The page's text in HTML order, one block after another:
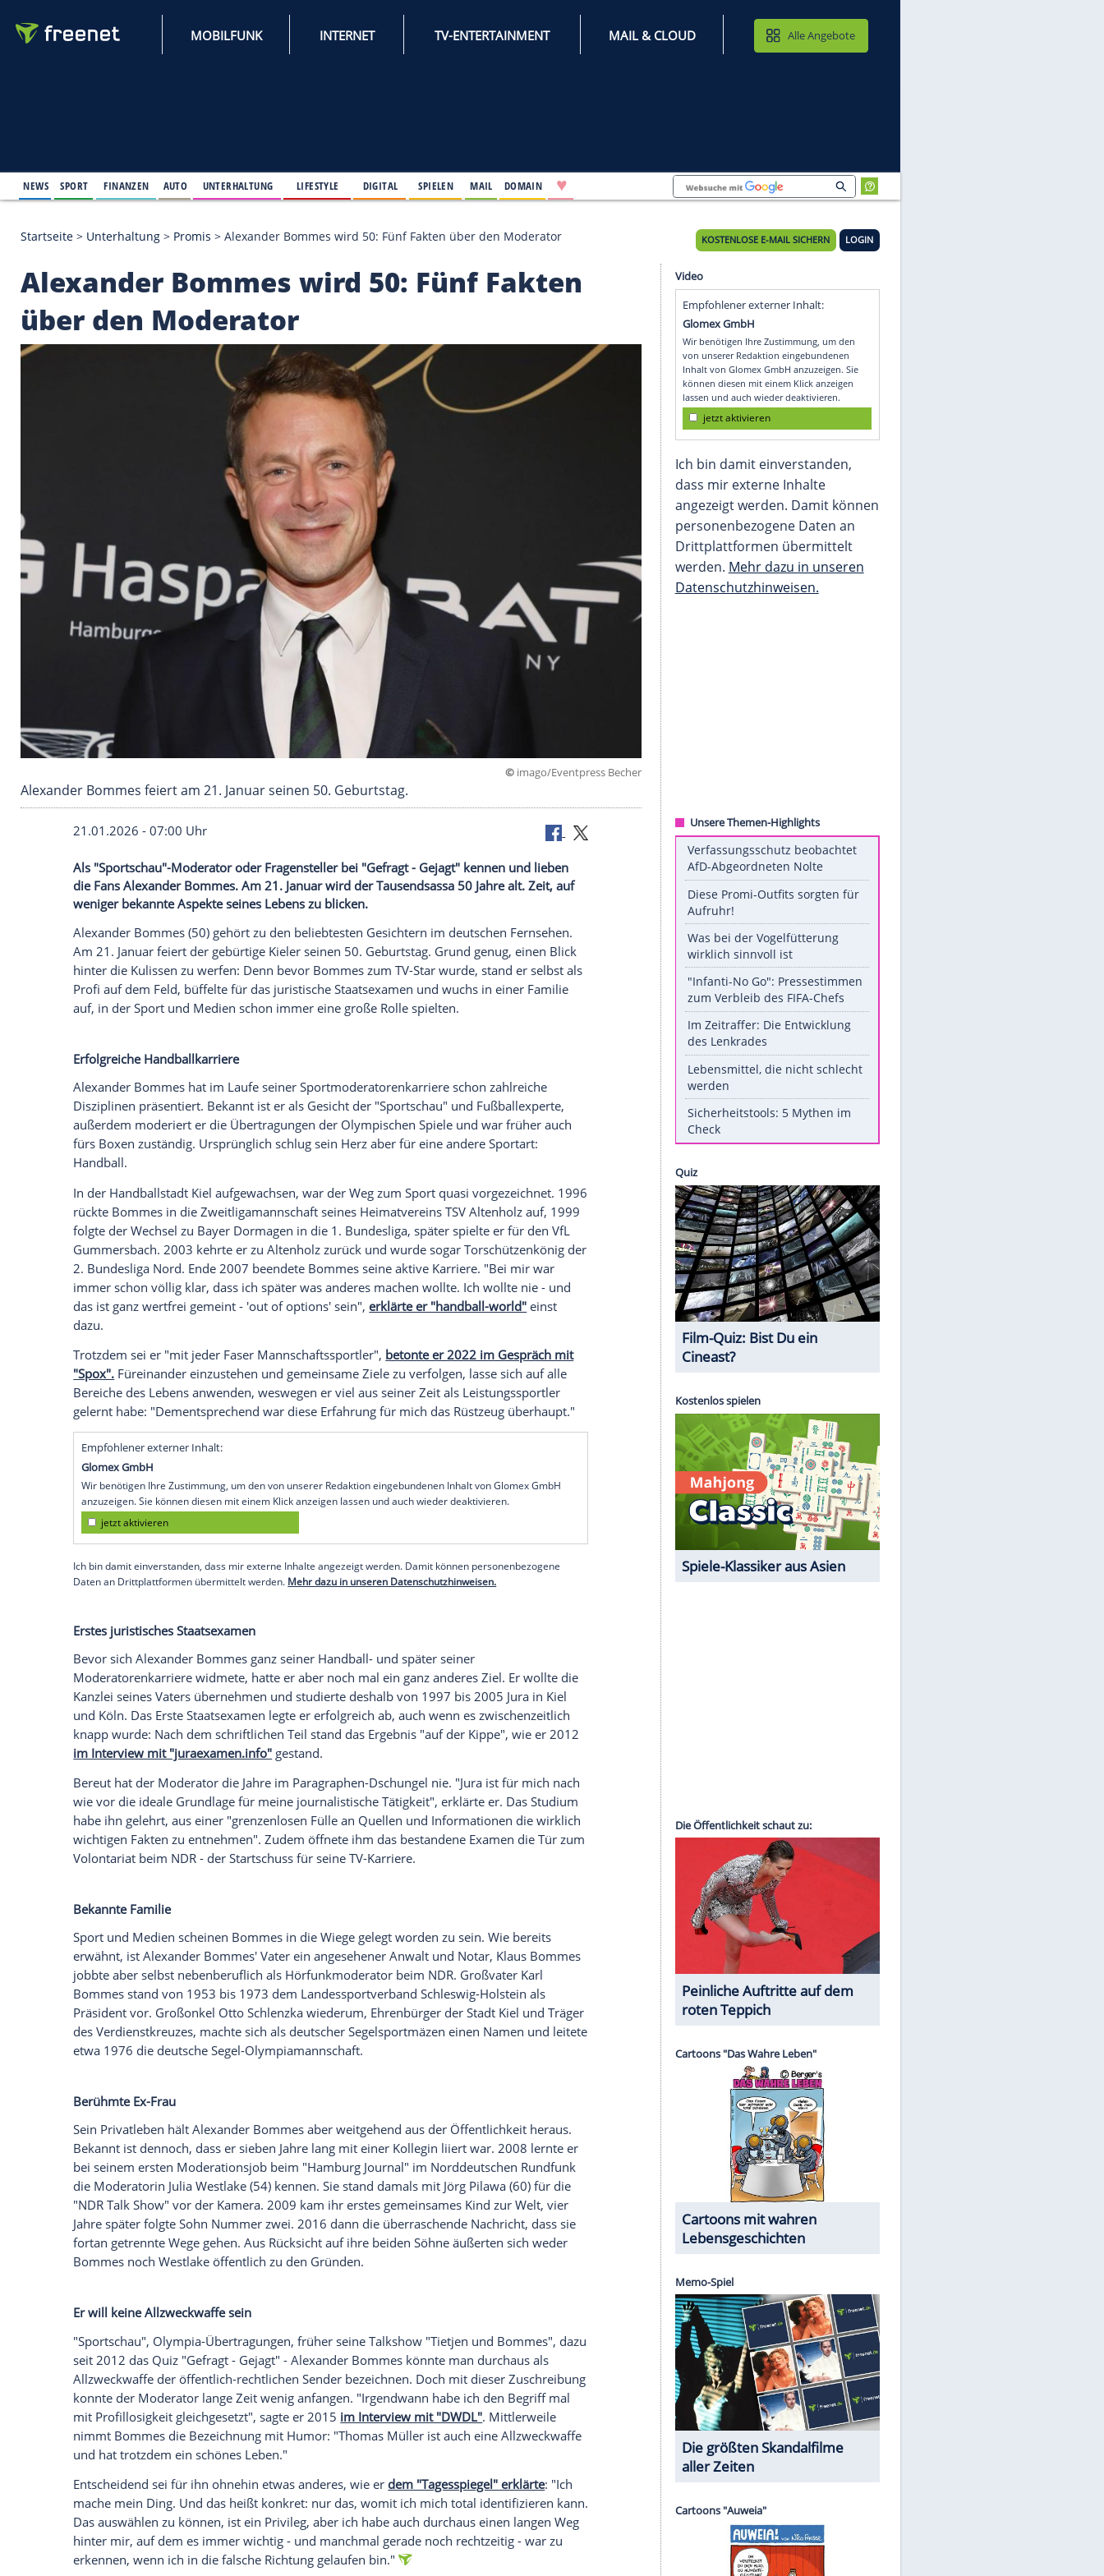
MOBILFUNK INTERNET TV-ENTERTAINMENT MAIL & CLOUD
KOSTENLOSE E-MAIL SICHERN
Startseite > Unterhaltung > Promis >Alexander Bommes wird 50: Fünf Fakten über den Moderator
Alexander Bommes wird 50: Fünf Fakten
über den Moderator
imago/Eventpress Becher
Alexander Bommes feiert am 21. Januar seinen 50. Geburtstag.
21.01.2026 - 07:00 Uhr
Als "Sportschau"-Moderator oder Fragensteller bei "Gefragt - Gejagt" kennen und lieben
die Fans Alexander Bommes. Am 21. Januar wird der Tausendsassa 50 Jahre alt. Zeit, auf
weniger bekannte Aspekte seines Lebens zu blicken.
Alexander Bommes (50) gehört zu den beliebtesten Gesichtern im deutschen Fernsehen.
Am 21. Januar feiert der gebürtige Kieler seinen 50. Geburtstag. Grund genug, einen Blick
hinter die Kulissen zu werfen: Denn bevor Bommes zum TV-Star wurde, stand er selbst als
Profi auf dem Feld, büffelte für das juristische Staatsexamen und wuchs in einer Familie
auf, in der Sport und Medien schon immer eine große Rolle spielten.
Erfolgreiche Handballkarriere
Alexander Bommes hat im Laufe seiner Sportmoderatorenkarriere schon zahlreiche
Disziplinen präsentiert. Bekannt ist er als Gesicht der "Sportschau" und Fußballexperte,
außerdem moderiert er die Übertragungen der Olympischen Spiele und war früher auch
fürs Boxen zuständig. Ursprünglich schlug sein Herz aber für eine andere Sportart:
Handball.
In der Handballstadt Kiel aufgewachsen, war der Weg zum Sport quasi vorgezeichnet. 1996
rückte Bommes in die Zweitligamannschaft seines Heimatvereins TSV Altenholz auf, 1999
folgte der Wechsel zu Bayer Dormagen in die 1. Bundesliga, später spielte er für den VfL
Gummersbach. 2003 kehrte er zu Altenholz zurück und wurde sogar Torschützenkönig der
2. Bundesliga Nord. Ende 2007 beendete Bommes seine aktive Karriere. "Bei mir war
immer schon völlig klar, dass ich später was anderes machen wollte. Ich wollte nie - und
das ist ganz wertfrei gemeint - 'out of options' sein",erklärte er "handball-world"
einst
Trotzdem sei er "mit jeder Faser Mannschaftssportler",
betonte er 2022 im Gespräch mit
"Spox".Füreinander einzustehen und gemeinsame Ziele zu verfolgen, lasse sich auf alle
Bereiche des Lebens anwenden, weswegen er viel aus seiner Zeit als Leistungssportler
gelernt habe: "Dementsprechend war diese Erfahrung für mich das Rüstzeug überhaupt."
Empfohlener externer Inhalt:
Glomex GmbH
Wir benötigen Ihre Zustimmung, um den von unserer Redaktion eingebundenen Inhalt von Glomex GmbH
anzuzeigen. Sie können diesen mit einem Klick anzeigen lassen und auch wieder deaktivieren.
jetzt aktivieren
Ich bin damit einverstanden, dass mir externe Inhalte angezeigt werden. Damit können personenbezogene
Daten an Drittplattformen übermittelt werden.
Erstes juristisches Staatsexamen
Bevor sich Alexander Bommes ganz seiner Handball- und später seiner
Moderatorenkarriere widmete, hatte er aber noch mal ein ganz anderes Ziel. Er wollte die
Kanzlei seines Vaters übernehmen und studierte deshalb von 1997 bis 2005 Jura in Kiel
und Köln. Das Erste Staatsexamen legte er erfolgreich ab, auch wenn es zwischenzeitlich
knapp wurde: Nach dem schriftlichen Teil stand das Ergebnis "auf der Kippe", wie er 2012
im Interview mit "juraexamen.info"
Bereut hat der Moderator die Jahre im Paragraphen-Dschungel nie. "Jura ist für mich nach
wie vor die ideale Grundlage für meine journalistische Tätigkeit", erklärte er. Das Studium
habe ihn gelehrt, aus einer "grenzenlosen Fülle an Quellen und Informationen die wirklich
wichtigen Fakten zu entnehmen". Zudem öffnete ihm das bestandene Examen die Tür zum
Volontariat beim NDR - der Startschuss für seine TV-Karriere.
Sport und Medien scheinen Bommes in die Wiege gelegt worden zu sein. Wie bereits
erwähnt, ist Alexander Bommes' Vater ein angesehener Anwalt und Notar, Klaus Bommes
jobbte aber selbst nebenberuflich als Hörfunkmoderator beim NDR. Großvater Karl
Bommes stand von 1953 bis 1973 dem Landessportverband Schleswig-Holstein als
Präsident vor. Großonkel Otto Schlenzka wiederum, Ehrenbürger der Stadt Kiel und Träger
des Verdienstkreuzes, machte sich als deutscher Segelsportmäzen einen Namen und leitete
Berühmte Ex-Frau
Sein Privatleben hält Alexander Bommes aber weitgehend aus der Öffentlichkeit heraus.
Empfohlener externer Inhalt:
Glomex GmbH
Wir benötigen Ihre Zustimmung, um den
von unserer Redaktion eingebundenen
Inhalt von Glomex GmbH anzuzeigen. Sie
können diesen mit einem Klick anzeigen
jetzt aktivieren
Ich bin damit einverstanden,
dass mir externe Inhalte
Unsere Themen-Highlights
Verfassungsschutz beobachtet
Diese Promi-Outfits sorgten für
Aufruhr!
wirklich sinnvoll ist
"Infanti-No Go": Pressestimmen
zum Verbleib des FIFA-Chefs
Im Zeitraffer: Die Entwicklung
des Lenkrades
Lebensmittel, die nicht schlecht
werden
Quiz
Spiele-Klassiker aus Asien
Die Öffentlichkeit schaut zu:
Peinliche Auftritte auf dem
roten Teppich